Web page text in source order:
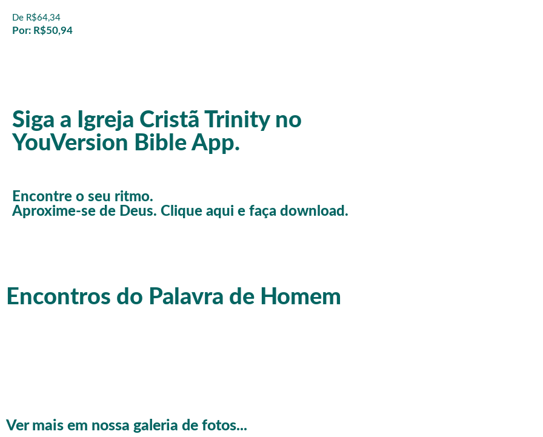
De R$64,34
Por: R$50,94
Siga a Igreja Cristã Trinity no
YouVersion Bible App.
Encontre o seu ritmo.
Aproxime-se de Deus. Clique aqui e faça download.
Encontros do Palavra de Homem
Ver mais em nossa galeria de fotos...